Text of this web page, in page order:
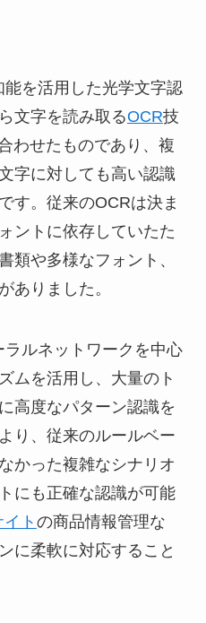
能を活用した光学文字認
文字を読み取るOCR技
わせたものであり、複
字に対しても高い認識
す。従来のOCRは決ま
ントに依存していたた
類や多様なフォント、
ありました。
ラルネットワークを中心
ムを活用し、大量のト
高度なパターン認識を
り、従来のルールベー
かった複雑なシナリオ
にも正確な認識が可能
ト の商品情報管理な
に柔軟に対応すること